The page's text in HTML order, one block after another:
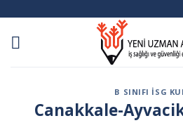
B SINIFI İSG
Canakkale-